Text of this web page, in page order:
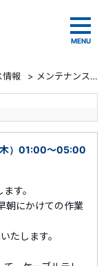
情報 > メンテナンス作業 2024年03月14日（木）01:00～05:00 【江東区亀戸】
木）01:00～05:00
す。
朝にかけての作業
たします。